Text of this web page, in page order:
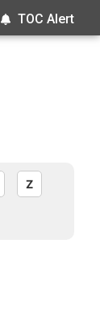
TOC Alert
Z